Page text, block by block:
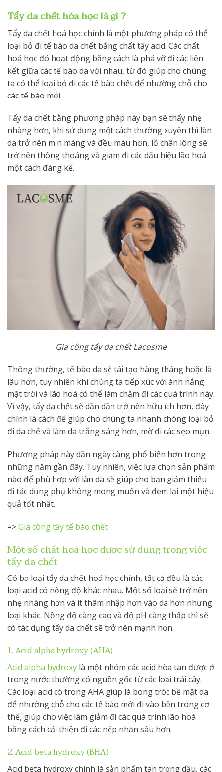
Tẩy da chết hóa học là gì ?
Tẩy da chết hoá học chính là một phương pháp có thể
loại bỏ đi tế bào da chết bằng chất tẩy acid. Các chất
hoá học đó hoạt động bằng cách là phá vỡ đi các liên
kết giữa các tế bào da với nhau, từ đó giúp cho chúng
ta có thể loại bỏ đi các tế bào chết để nhường chỗ cho
các tế bào mới.
Tẩy da chết bằng phương pháp này bạn sẽ thấy nhẹ
nhàng hơn, khi sử dụng một cách thường xuyên thì làn
da trở nên mịn màng và đều màu hơn, lỗ chân lông sẽ
trở nên thông thoáng và giảm đi các dấu hiệu lão hoá
một cách đáng kể.
Gia công tẩy da chết Lacosme
Thông thường, tế bào da sẽ tái tạo hàng tháng hoặc là
lâu hơn, tuy nhiên khi chúng ta tiếp xúc với ánh nắng
mặt trời và lão hoá có thể làm chậm đi các quá trình này.
Vì vậy, tẩy da chết sẽ dần dần trở nên hữu ích hơn, đây
chính là cách để giúp cho chúng ta nhanh chóng loại bỏ
đi da chế và làm da trắng sáng hơn, mờ đi các sẹo mụn.
Phương pháp này dần ngày càng phổ biến hơn trong
những năm gần đây. Tuy nhiên, việc lựa chọn sản phẩm
nào để phù hợp với làn da sẽ giúp cho bạn giảm thiếu
đi tác dụng phụ không mong muốn và đem lại một hiệu
quả tốt nhất.
=>Gia công tẩy tế bào chết
Một số chất hoá học được sử dụng trong việc
tẩy da chết
Có ba loại tẩy da chết hoá học chính, tất cả đều là các
loại acid có nồng độ khác nhau. Một số loại sẽ trở nên
nhẹ nhàng hơn và ít thâm nhập hơn vào da hơn nhưng
loại khác. Nồng độ càng cao và độ pH càng thấp thì sẽ
có tác dụng tẩy da chết sẽ trở nên mạnh hơn.
1. Acid alpha hydroxy (AHA)
Acid alpha hydroxy là một nhóm các acid hòa tan được ở
trong nước thường có nguồn gốc từ các loại trái cây.
Các loại acid có trong AHA giúp là bong tróc bề mặt da
để nhường chỗ cho các tế bào mới đi vào bên trong cơ
thể, giúp cho việc làm giảm đi các quá trình lão hoá
bằng cách cải thiện đi các nếp nhăn sâu hơn.
2. Acid beta hydroxy (BHA)
Acid beta hydroxy chính là sản phẩm tan trong dầu, các